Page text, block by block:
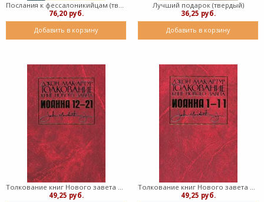
Послания к фессалоникийцам (твердый)
76,20 руб.
Добавить в корзину
Лучший подарок (твердый)
36,25 руб.
Добавить в корзину
Толкование книг Нового завета Иоанна 12-21 (Твердый)
49,25 руб.
Толкование книг Нового завета Иоанна 1-11 (Твердый)
49,25 руб.